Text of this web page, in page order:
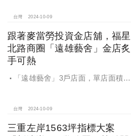
台灣 2024-10-09
跟著麥當勞投資金店舖，福星
北路商圈「遠雄藝舍」金店炙
手可熱
「遠雄藝舍」3戶店面，單店面積在
百萬的交易行情
台灣 2024-10-09
三重左岸1563坪指標大案